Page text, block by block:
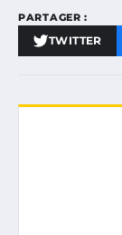
PARTAGER :
TWITTER